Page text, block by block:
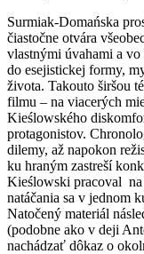
Surmiak-Domańska
čiastočne otvára
vlastnými úvahami a
do esejistickej formy,
života. Takouto širšou
filmu – na viacerých
Kieślowského
protagonistov.
dilemy, až napokon
ku hraným zastreší
Kieślowski pracoval na
natáčania sa v jednom
Natočený materiál
(podobne ako v deji
nachádzať dôkaz o